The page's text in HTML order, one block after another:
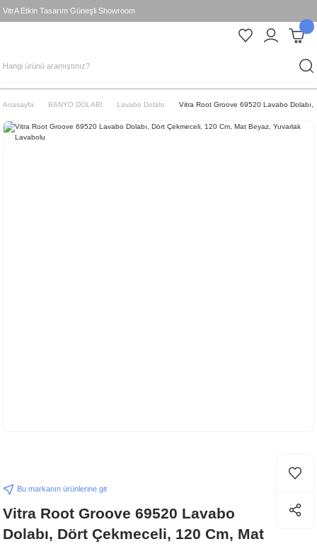
VitrA Etkin Tasarım Güneşli Showroom
Anasayfa BANYO DOLABI Lavabo Dolabı Vitra Root Groove 69520 Lavabo
Bu markanın ürünlerine git
Vitra Root Groove 69520 Lavabo
Dolabı, Dört Çekmeceli, 120 Cm, Mat